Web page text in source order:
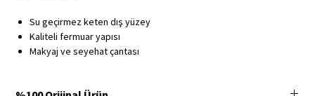
Su geçirmez keten dış yüzey
Kaliteli fermuar yapısı
Makyaj ve seyehat çantası